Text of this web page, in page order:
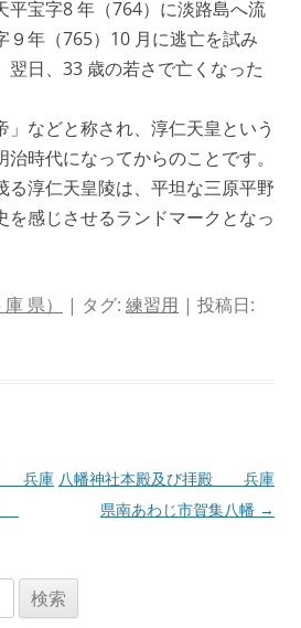
平宝字8 年（764）に淡路島へ流
９年（765）10 月に逃亡を試み
翌日、33 歳の若さで亡くなった
」などと称され、淳仁天皇という
時代になってからのことです。
る淳仁天皇陵は、平坦な三原平野
を感じさせるランドマークとなっ
県） | タグ: 練習用 | 投稿日:
兵庫 八幡神社本殿及び拝殿 兵庫
県南あわじ市賀集八幡 →